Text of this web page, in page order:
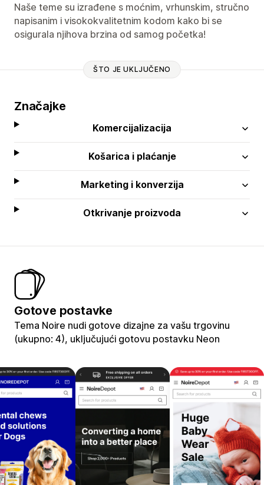
Naše teme su izrađene s moćnim, vrhunskim, stručno
napisanim i visokokvalitetnim kodom kako bi se
osigurala njihova brzina od samog početka!
ŠTO JE UKLJUČENO
Značajke
Komercijalizacija
Košarica i plaćanje
Marketing i konverzija
Otkrivanje proizvoda
Gotove postavke
Tema Noire nudi gotove dizajne za vašu trgovinu
(ukupno: 4), uključujući gotovu postavku Neon